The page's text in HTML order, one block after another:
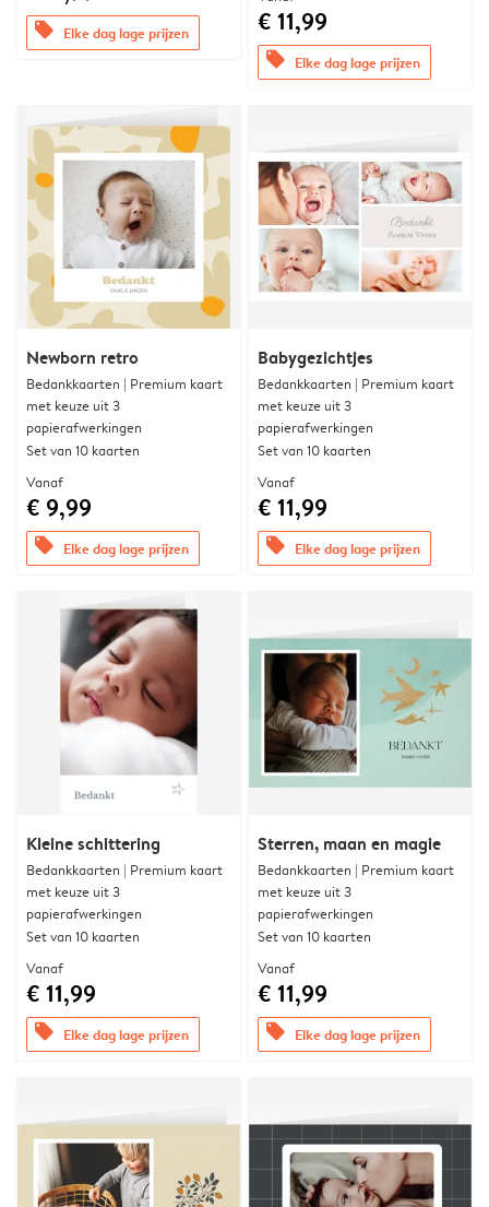
offers Elke dag lage prijzen € 11,99
offers Elke dag lage prijzen
Newborn retro
Bedankkaarten | Premium kaart
met keuze uit 3
papierafwerkingen
Set van 10 kaarten
Vanaf
€ 9,99
offers Elke dag lage prijzen
Babygezichtjes
Bedankkaarten | Premium kaart
met keuze uit 3
papierafwerkingen
Set van 10 kaarten
Vanaf
€ 11,99
offers Elke dag lage prijzen
Kleine schittering
Bedankkaarten | Premium kaart
met keuze uit 3
papierafwerkingen
Set van 10 kaarten
Vanaf
€ 11,99
offers Elke dag lage prijzen
Sterren, maan en magie
Bedankkaarten | Premium kaart
met keuze uit 3
papierafwerkingen
Set van 10 kaarten
Vanaf
€ 11,99
offers Elke dag lage prijzen